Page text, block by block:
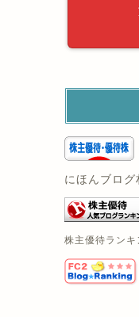
にほんブログ
株主優待ランキ